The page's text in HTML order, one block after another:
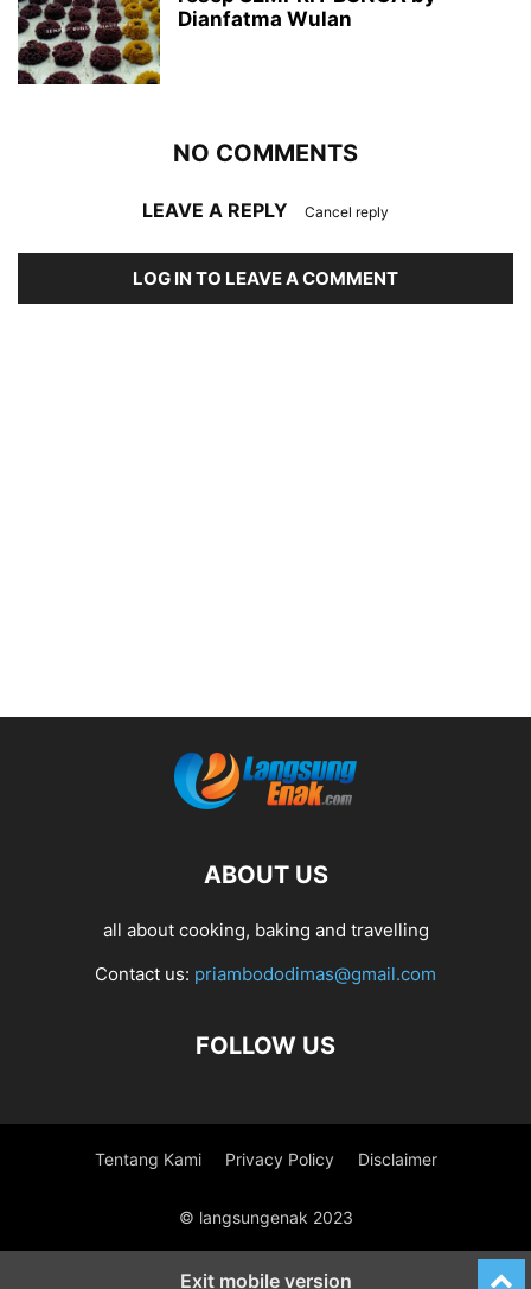
Dianfatma Wulan
NO COMMENTS
LEAVE A REPLY Cancel reply
LOG IN TO LEAVE A COMMENT
ABOUT US
all about cooking, baking and travelling
Contact us: priambododimas@gmail.com
FOLLOW US
Tentang Kami Privacy Policy Disclaimer
© langsungenak 2023
Exit mobile version